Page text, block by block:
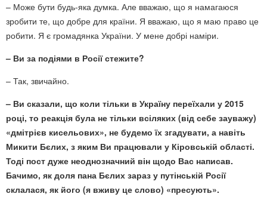
– Може бути будь-яка думка. Але вважаю, що я намагаюся
зробити те, що добре для країни. Я вважаю, що я маю право це
робити. Я є громадянка України. У мене добрі наміри.
– Ви за подіями в Росії стежите?
– Так, звичайно.
– Ви сказали, що коли тільки в Україну переїхали у 2015
році, то реакція була не тільки всіляких (від себе зауважу)
«дмітрієв кисельових», не будемо їх згадувати, а навіть
Микити Бєлих, з яким Ви працювали у Кіровській області.
Тоді пост дуже неоднозначний він щодо Вас написав.
Бачимо, як доля пана Бєлих зараз у путінській Росії
склалася, як його (я вживу це слово) «пресують».